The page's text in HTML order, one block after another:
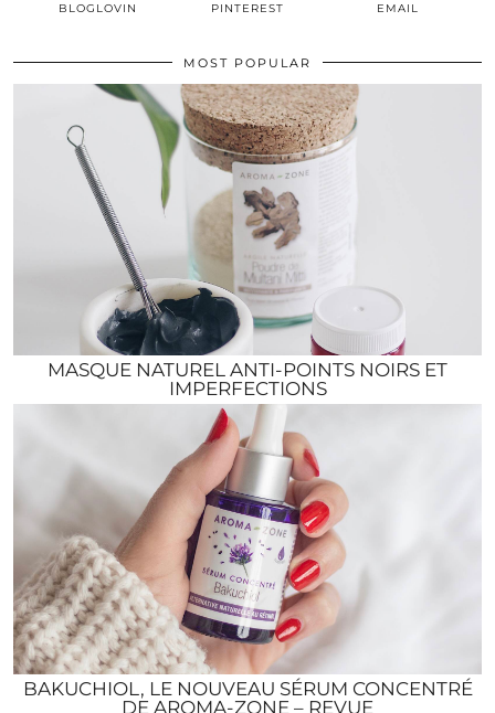
BLOGLOVIN PINTEREST EMAIL
MOST POPULAR
MASQUE NATUREL ANTI-POINTS NOIRS ET
IMPERFECTIONS
BAKUCHIOL, LE NOUVEAU SÉRUM CONCENTRÉ
DE AROMA-ZONE – REVUE